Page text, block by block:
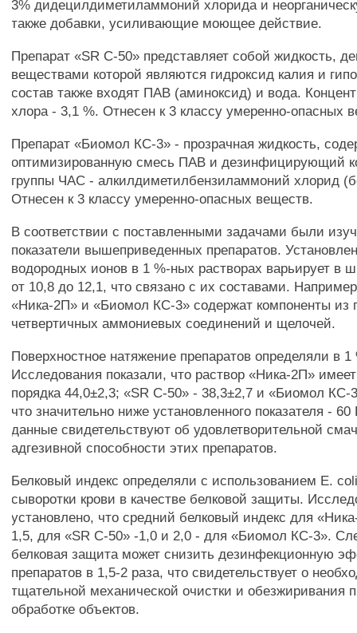
3% дидецилдиметиламмоний хлорида и
также добавки, усиливающие моющее действие.
Препарат «SR С-50» представляет собой жидкость,
веществами которой являются гидроксид калия и
состав также входят ПАВ (аминоксид) и вода.
хлора - 3,1 %. Отнесен к 3 классу умеренно-опасных
Препарат «Биомол КС-3» - прозрачная жидкость,
оптимизированную смесь ПАВ и дезинфицирующий
группы ЧАС - алкилдиметилбензиламмоний хлорид
Отнесен к 3 классу умеренно-опасных веществ.
В соответствии с поставленными задачами были
показатели вышеприведенных препаратов.
водородных ионов в 1 %-ных растворах варьирует в
от 10,8 до 12,1, что связано с их составами.
«Ника-2П» и «Биомол КС-3» содержат компоненты из
четвертичных аммониевых соединений и щелочей.
Поверхностное натяжение препаратов определяли в
Исследования показали, что раствор «Ника-2П»
порядка 44,0±2,3; «SR С-50» - 38,3±2,7 и «Биомол
что значительно ниже установленного показателя -
данные свидетельствуют об удовлетворительной
адгезивной способности этих препаратов.
Белковый индекс определяли с использованием Е.
сыворотки крови в качестве белковой защиты.
установлено, что средний белковый индекс для
1,5, для «SR С-50» -1,0 и 2,0 - для «Биомол КС-3».
белковая защита может снизить дезинфекционную
препаратов в 1,5-2 раза, что свидетельствует о
тщательной механической очистки и обезжиривания
обработке объектов.